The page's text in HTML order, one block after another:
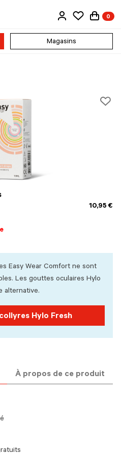
0
Magasins
10,95 €
Easy Wear Comfort ne sont
Les gouttes oculaires Hylo
alternative.
Hylo Fresh
À propos de ce produit